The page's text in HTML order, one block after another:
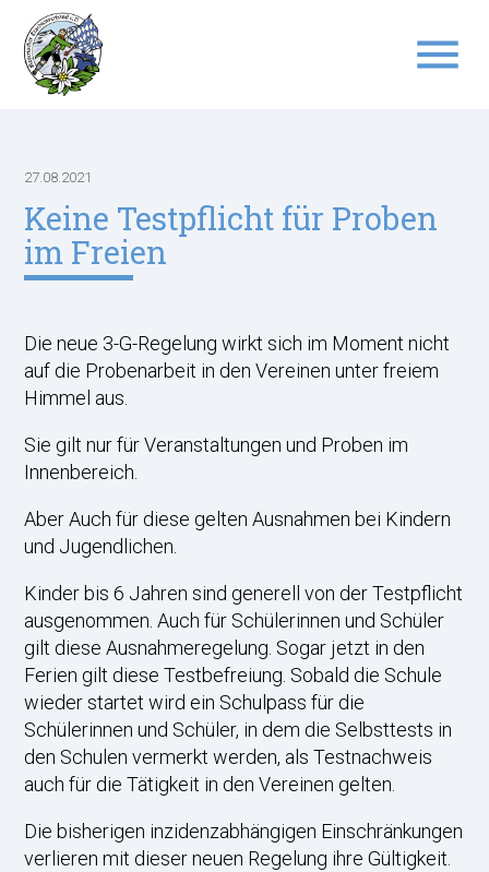
menu
27.08.2021
Keine Testpflicht für Proben
im Freien
Die neue 3-G-Regelung wirkt sich im Moment nicht
auf die Probenarbeit in den Vereinen unter freiem
Himmel aus.
Sie gilt nur für Veranstaltungen und Proben im
Innenbereich.
Aber Auch für diese gelten Ausnahmen bei Kindern
und Jugendlichen.
Kinder bis 6 Jahren sind generell von der Testpflicht
ausgenommen. Auch für Schülerinnen und Schüler
gilt diese Ausnahmeregelung. Sogar jetzt in den
Ferien gilt diese Testbefreiung. Sobald die Schule
wieder startet wird ein Schulpass für die
Schülerinnen und Schüler, in dem die Selbsttests in
den Schulen vermerkt werden, als Testnachweis
auch für die Tätigkeit in den Vereinen gelten.
Die bisherigen inzidenzabhängigen Einschränkungen
verlieren mit dieser neuen Regelung ihre Gültigkeit.